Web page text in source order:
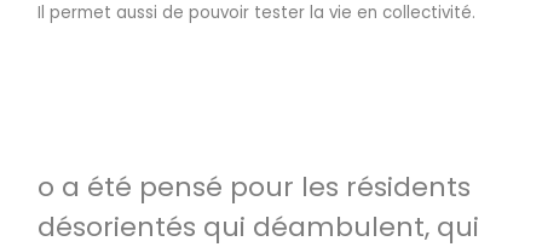
Il permet aussi de pouvoir tester la vie en collectivité.
o a été pensé pour les résidents
désorientés qui déambulent, qui